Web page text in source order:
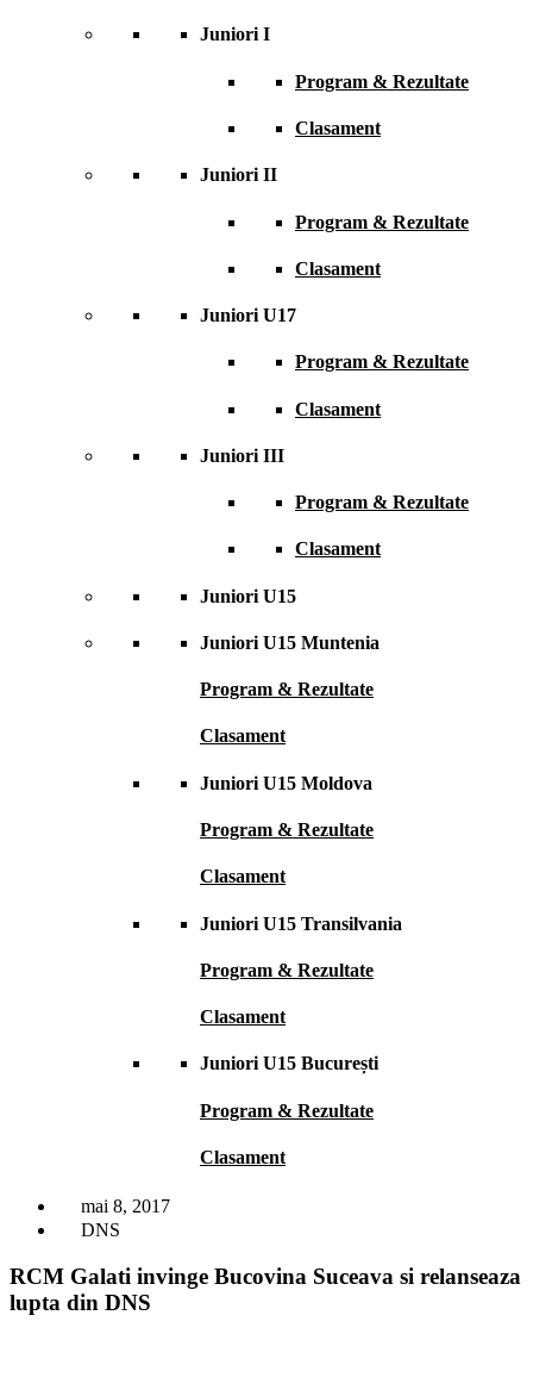
Juniori I
Program & Rezultate
Clasament
Juniori II
Program & Rezultate
Clasament
Juniori U17
Program & Rezultate
Clasament
Juniori III
Program & Rezultate
Clasament
Juniori U15
Juniori U15 Muntenia
Program & Rezultate
Clasament
Juniori U15 Moldova
Program & Rezultate
Clasament
Juniori U15 Transilvania
Program & Rezultate
Clasament
Juniori U15 București
Program & Rezultate
Clasament
mai 8, 2017
DNS
RCM Galati invinge Bucovina Suceava si relanseaza
lupta din DNS